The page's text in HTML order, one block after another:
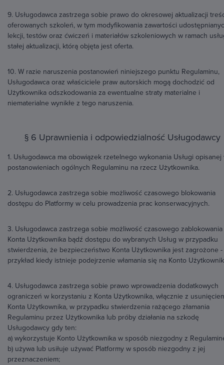
9. Usługodawca zastrzega sobie prawo do okresowej aktualizacji
oferowanych szkoleń, w tym modyfikowania zawartości
lekcji, testów oraz ćwiczeń i materiałów szkoleniowych w ramach
stałej aktualizacji, którą objęta jest oferta.
10. W razie naruszenia postanowień niniejszego punktu Regulaminu,
Usługodawca oraz właściciele praw autorskich mogą dochodzić od
Użytkownika odszkodowania za ewentualne straty materialne i
niematerialne wynikłe z tego naruszenia.
§ 6 Uprawnienia i odpowiedzialność Usługodawcy
1. Usługodawca ma obowiązek rzetelnego wykonania Usługi opisanej
postanowieniach ogólnych Regulaminu na rzecz Użytkownika.
2. Usługodawca zastrzega sobie możliwość czasowego blokowania
dostępu do Platformy w celu prowadzenia prac konserwacyjnych.
3. Usługodawca zastrzega sobie możliwość czasowego zablokowania
Konta Użytkownika bądź dostępu do wybranych Usług w przypadku
stwierdzenia, że bezpieczeństwo Konta Użytkownika jest zagrożone -
przykład kiedy istnieje podejrzenie włamania się na Konto
4. Usługodawca zastrzega sobie prawo wprowadzenia dodatkowych
ograniczeń w korzystaniu z Konta Użytkownika, włącznie z
Konta Użytkownika, w przypadku stwierdzenia rażącego złamania
Regulaminu przez Użytkownika lub próby działania na szkodę
Usługodawcy gdy ten:
a) wykorzystuje Konto Użytkownika w sposób niezgodny z
b) używa lub usiłuje używać Platformy w sposób niezgodny z jej
przeznaczeniem;